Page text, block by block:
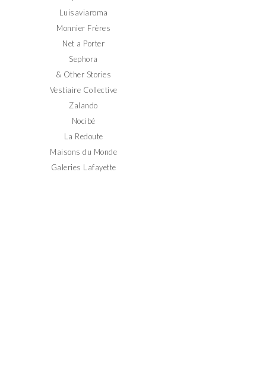
Luisaviaroma
Monnier Frères
Net a Porter
Sephora
& Other Stories
Vestiaire Collective
Zalando
Nocibé
La Redoute
Maisons du Monde
Galeries Lafayette